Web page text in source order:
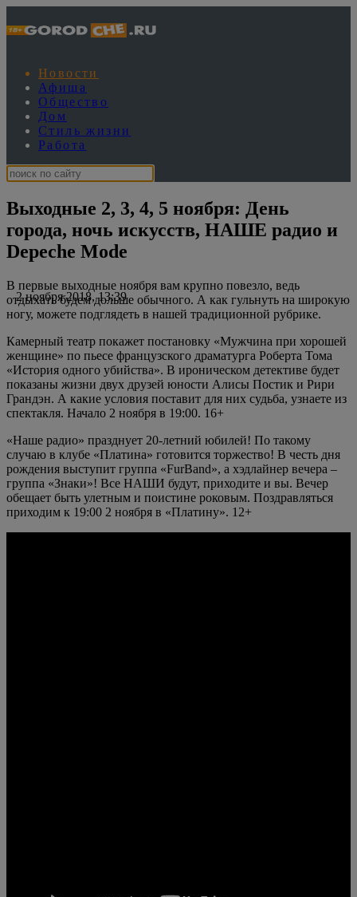
Новости
Афиша
Общество
Дом
Стиль жизни
Работа
Выходные 2, 3, 4, 5 ноября: День
города, ночь искусств, НАШЕ радио и
Depeche Mode
2 ноября 2018, 13:39
В первые выходные ноября вам крупно повезло, ведь
отдыхать будем дольше обычного. А как гульнуть на широкую
ногу, можете подглядеть в нашей традиционной рубрике.
Камерный театр покажет постановку «Мужчина при хорошей
женщине» по пьесе французского драматурга Роберта Тома
«История одного убийства». В ироническом детективе будет
показаны жизни двух друзей юности Алисы Постик и Рири
Грандэн. А какие условия поставит для них судьба, узнаете из
спектакля. Начало 2 ноября в 19:00. 16+
«Наше радио» празднует 20-летний юбилей! По такому
случаю в клубе «Платина» готовится торжество! В честь дня
рождения выступит группа «FurBand», а хэдлайнер вечера –
группа «Знаки»! Все НАШИ будут, приходите и вы. Вечер
обещает быть улетным и поистине роковым. Поздравляться
приходим к 19:00 2 ноября в «Платину». 12+